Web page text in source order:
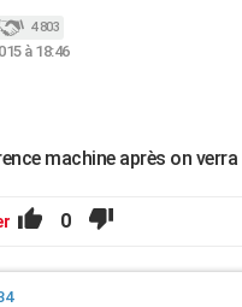
4 803
à 18:46
machine après on
0